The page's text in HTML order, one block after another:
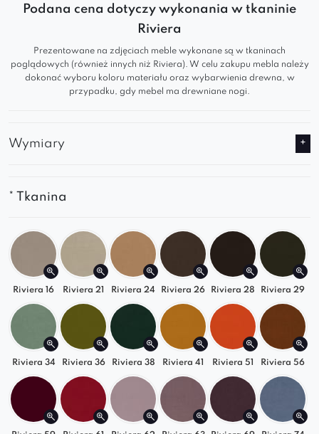
każdego wnętrza – od domowego salonu po
elegancką poczekalnię.
Dlaczego warto?
Ergonomiczna, okrągła forma
Stabilna, solidna konstrukcja
komfortu
aranżacjom.
Możliwość wykonania na obrotowej
podstawie za dopłatą. W takim przypadku
wysokość będzie większa o 3,5 cm.
Podsumowanie:
Fotel Bil to połączenie nowoczesnego
projektu i praktycznego komfortu. Stylowy,
wygodny i ponadczasowy – sprawdzi się w
każdym wnętrzu, a opcja obrotowa doda mu
jeszcze więcej funkcjonalności.
Podana cena dotyczy wykonania w tkaninie
Riviera
Prezentowane na zdjęciach meble wykonane są w tkaninach
poglądowych (również innych niż Riviera). W celu zakupu mebla należy
dokonać wyboru koloru materiału oraz wybarwienia drewna, w
przypadku, gdy mebel ma drewniane nogi.
Wymiary
* Tkanina
Riviera 16 Riviera 21 Riviera 24 Riviera 26 Riviera 28 Riviera 29
Riviera 34 Riviera 36 Riviera 38 Riviera 41 Riviera 51 Riviera 56